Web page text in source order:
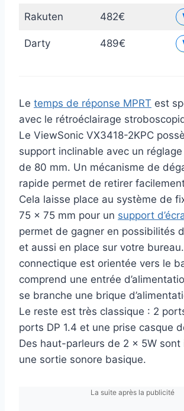
Rakuten 482€
Darty 489€
Le temps de réponse MPRT est
avec le rétroéclairage
Le ViewSonic VX3418-2KPC
support inclinable avec un
de 80 mm. Un mécanisme de
rapide permet de retirer
Cela laisse place au système de
75 x 75 mm pour un support
permet de gagner en possibilités
et aussi en place sur votre
connectique est orientée vers le
comprend une entrée
se branche une brique
Le reste est très classique : 2
ports DP 1.4 et une prise casque
Des haut-parleurs de 2 x 5W sont
une sortie sonore basique.
La suite après la publicité